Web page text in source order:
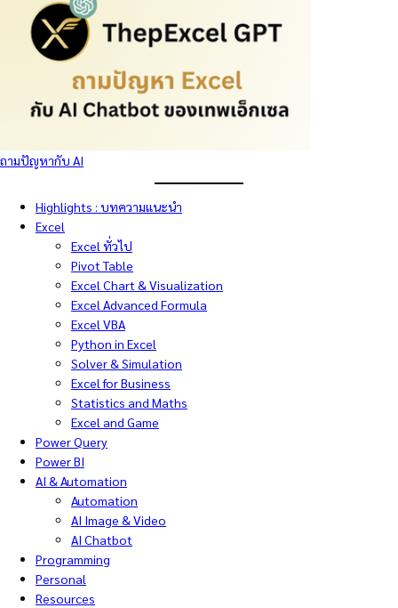
ถามปัญหากับ AI
Highlights : บทความแนะนำ
Excel
Excel ทั่วไป
Pivot Table
Excel Chart & Visualization
Excel Advanced Formula
Excel VBA
Python in Excel
Solver & Simulation
Excel for Business
Statistics and Maths
Excel and Game
Power Query
Power BI
AI & Automation
Automation
AI Image & Video
AI Chatbot
Programming
Personal
Resources